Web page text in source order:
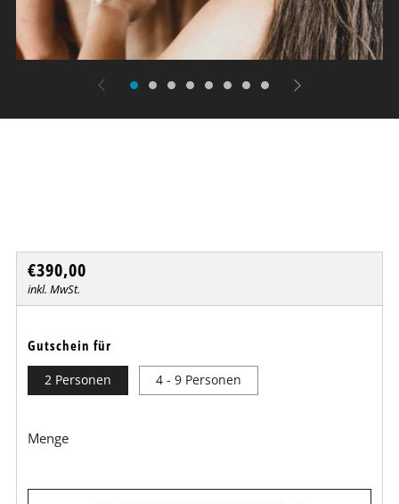
Normaler
Preis
€390,00
inkl. MwSt.
Gutschein für
2 Personen 4 - 9 Personen
Menge